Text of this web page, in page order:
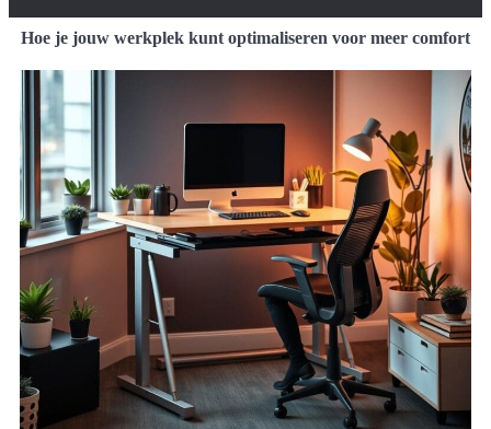
Hoe je jouw werkplek kunt optimaliseren voor meer comfort